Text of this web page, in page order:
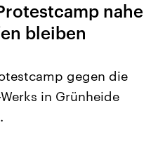
nahe
bleiben
gegen die
in Grünheide